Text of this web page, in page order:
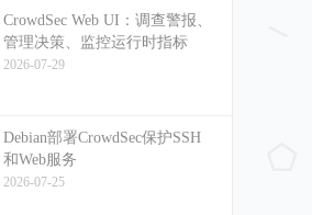
CrowdSec Web UI：调查警报、
管理决策、监控运行时指标
2026-07-29
Debian部署CrowdSec保护SSH
和Web服务
2026-07-25